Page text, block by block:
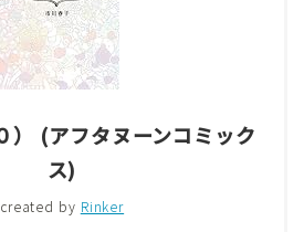
） (アフタヌーンコミック
ス)
created by Rinker